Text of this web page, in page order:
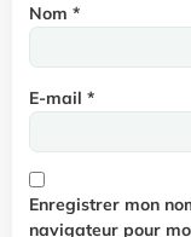
Nom *
E-mail *
Enregistrer mon
navigateur pour